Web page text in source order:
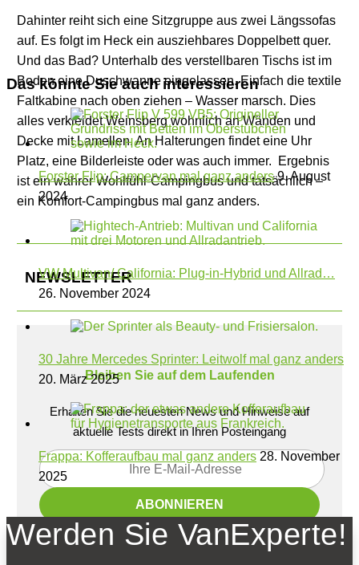
Dahinter reiht sich eine Sitzgruppe aus zwei Längssofas
auf. Es folgt im Heck ein ausziehbares Doppelbett quer.
Und das Bad? Unterhalb des verstellbaren Tischs ist im
Boden eine Duschwanne eingelassen. Einfach die textile
Faltkabine nach oben ziehen – Wasser marsch. Dies
alles verkleidet Weinsberg wohnlich an Wänden und
Decke mit Lamellen. An Halterungen findet eine Uhr
Platz, eine Bilderleiste oder was auch immer. Ergebnis
ist ein wahrer Wohlfühl-Campingbus und tatsächlich –
ein Komfort-Campingbus mal ganz anders.
NEWSLETTER
Bleiben Sie auf dem Laufenden
Erhalten Sie die neuesten News und Hinweise auf
aktuelle Tests direkt in Ihren Posteingang
Ich habe dieDatenschutzerklärunggelesen
Das könnte Sie auch interessieren
Forster Flip: Campervan mal ganz anders9. August
2024
VW Multivan/ California: Plug-in-Hybrid und Allrad…
26. November 2024
30 Jahre Mercedes Sprinter: Leitwolf mal ganz anders
20. März 2025
Frappa: Kofferaufbau mal ganz anders 28. November
2025
Werden Sie VanExperte!